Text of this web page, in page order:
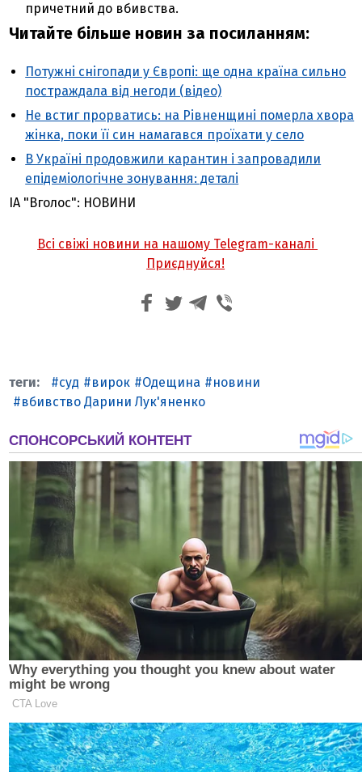
причетний до вбивства.
Читайте більше новин за посиланням:
Потужні снігопади у Європі: ще одна країна сильно
постраждала від негоди (відео)
Не встиг прорватись: на Рівненщині померла хвора
жінка, поки її син намагався проїхати у село
В Україні продовжили карантин і запровадили
епідеміологічне зонування: деталі
ІА "Вголос": НОВИНИ
Всі свіжі новини на нашому Telegram-каналі
Приєднуйся!
суд вирок Одещина
новини
вбивство Дарини Лук'яненко